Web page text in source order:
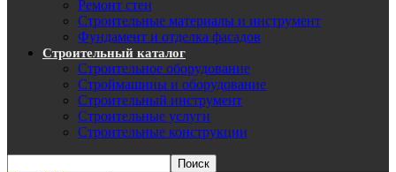
Ремонт стен
Строительные материалы и инструмент
Фундамент и отделка фасадов
Строительный каталог
Строительное оборудование
Строймашины и оборудование
Строительный инструмент
Строительные услуги
Строительные конструкции